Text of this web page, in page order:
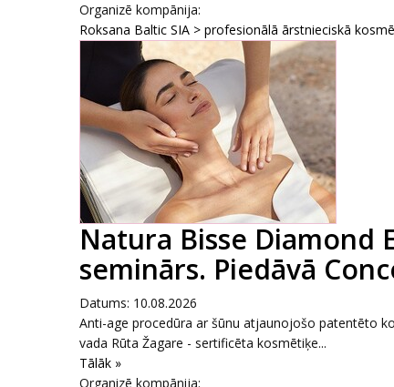
Organizē kompānija:
Roksana Baltic SIA > profesionālā ārstnieciskā
Natura Bisse Diamond
seminārs. Piedāvā
Datums: 10.08.2026
Anti-age procedūra ar šūnu atjaunojošo patentēto
vada Rūta Žagare - sertificēta kosmētiķe...
Tālāk »
Organizē kompānija: